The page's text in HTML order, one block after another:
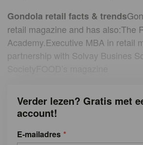
Gondola retail facts & trends
retail magazine and has also:The
Academy.Executive MBA in retail
partnership with Solvay Busines
Verder lezen? Gratis met
account!
E-mailadres